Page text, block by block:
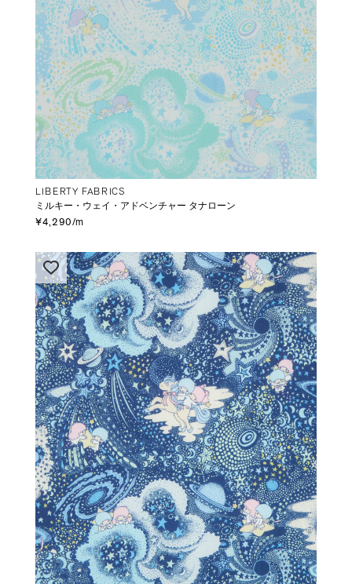
LIBERTY FABRICS
ミルキー・ウェイ・アドベンチャー タナローン
¥4,290/m